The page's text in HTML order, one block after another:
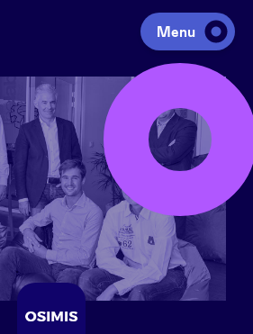
Menu
ophalen
Agenda